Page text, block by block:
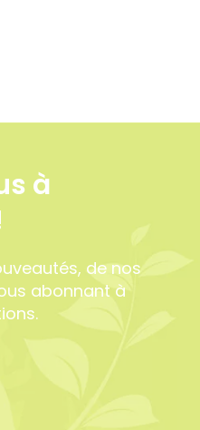
à
de nos
abonnant à